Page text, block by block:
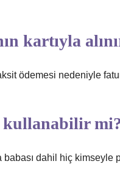
kartıyla
ödemesi nedeniyle
kullanabilir
dahil hiç kimseyle